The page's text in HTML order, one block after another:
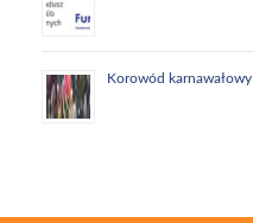
Korowód karnawałowy